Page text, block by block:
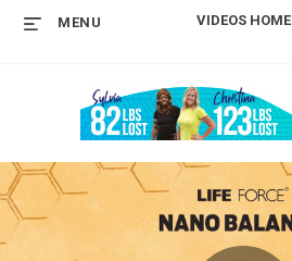
VIDEOS HOME
MENU